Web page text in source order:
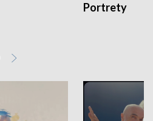
Portrety